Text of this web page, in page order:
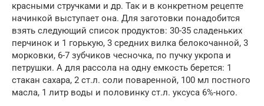
красными стручками и др. Так и в конкретном рецепте
начинкой выступает она. Для заготовки понадобится
взять следующий список продуктов: 30-35 сладеньких
перчинок и 1 горькую, 3 средних вилка белокочанной, 3
морковки, 6-7 зубчиков чесночка, по пучку укропа и
петрушки. А для рассола на одну емкость берется: 1
стакан сахара, 2 ст.л. соли поваренной, 100 мл постного
масла, 1 литр воды и половинку ст.л. уксуса 6%-ного.